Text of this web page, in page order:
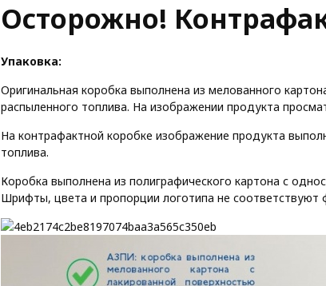
Осторожно!
Упаковка:
Оригинальная коробка выполнена из мелованного
распыленного топлива. На изображении продукта
На контрафактной коробке изображение продукта
топлива.
Коробка выполнена из полиграфического картона с
Шрифты, цвета и пропорции логотипа не соответствуют